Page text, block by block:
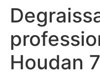
Houdan